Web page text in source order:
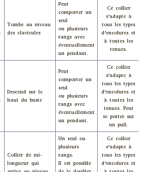
Tombe au niveau
des clavicules
Peut
comporter un
seul
ou plusieurs
rangs avec
éventuellement
un pendant.
Ce collier
s’adapte à
tous les types
d’encolures et
à toutes les
tenues.
Descend sur le
haut du buste
Peut
comporter un
seul
ou plusieurs
rangs avec
éventuellement
un pendant.
Ce collier
s’adapte à
tous les types
d’encolures et
à toutes les
tenues. Peut
se porter sur
un pull.
Collier de mi-
longueur qui
Un seul ou
plusieurs
rangs.
Il est possible
Ce collier
s’adapte à
tous les types
d’encolures et